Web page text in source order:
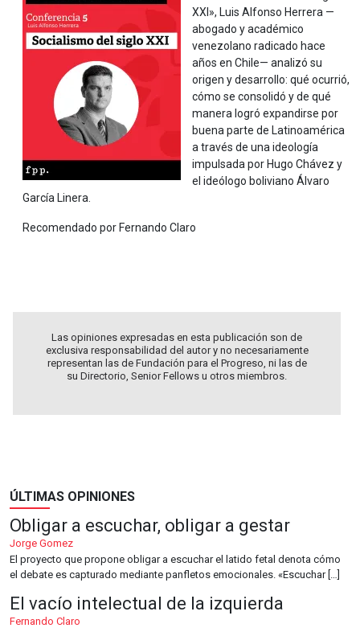
XXI», Luis Alfonso Herrera —
abogado y académico
venezolano radicado hace
años en Chile— analizó su
origen y desarrollo: qué ocurrió,
cómo se consolidó y de qué
manera logró expandirse por
buena parte de Latinoamérica
a través de una ideología
impulsada por Hugo Chávez y
el ideólogo boliviano Álvaro
García Linera.
Recomendado por Fernando Claro
Las opiniones expresadas en esta publicación son de
exclusiva responsabilidad del autor y no necesariamente
representan las de Fundación para el Progreso, ni las de
su Directorio, Senior Fellows u otros miembros.
ÚLTIMAS OPINIONES
Obligar a escuchar, obligar a gestar
Jorge Gomez
El proyecto que propone obligar a escuchar el latido fetal denota cómo
el debate es capturado mediante panfletos emocionales. «Escuchar […]
El vacío intelectual de la izquierda
Fernando Claro